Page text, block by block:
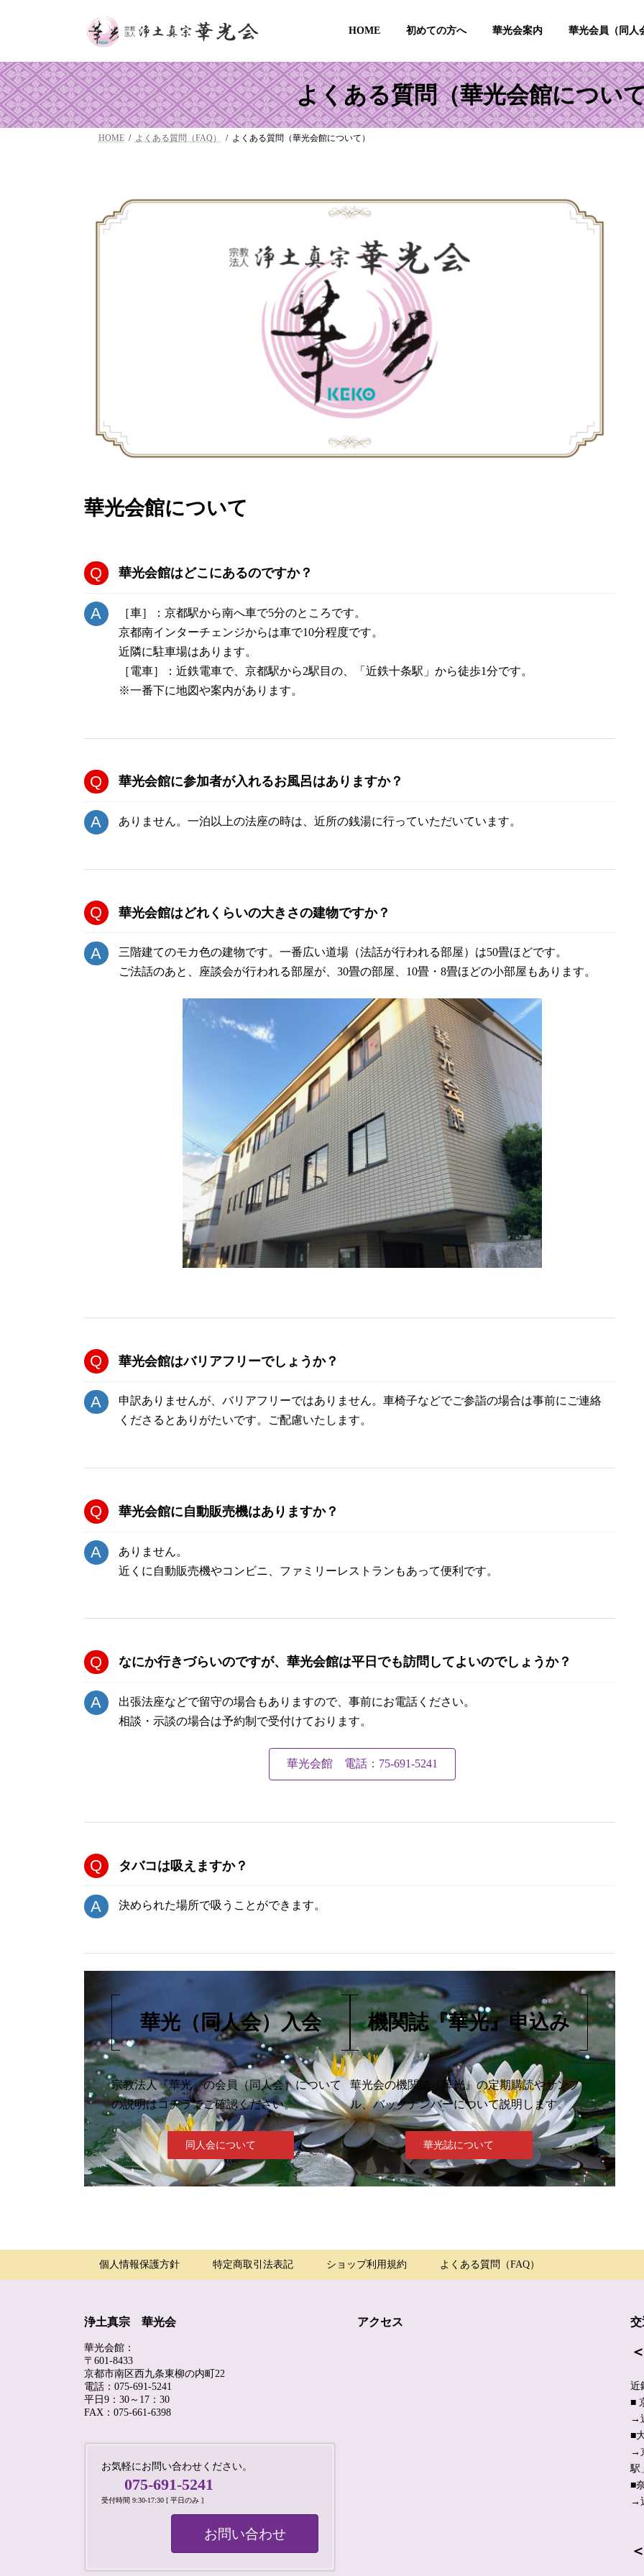
ツ
へ
ス
キ
ッ
シ
ョ
ン
に
移
HOME 初めての方へ 華光会案内 華光会員（同人
よくある質問（華光会館につい
HOME よくある質問（FAQ） よくある質問（華光会館について）
華光会館について
華光会館はどこにあるのですか？
［車］：京都駅から南へ車で5分のところです。
京都南インターチェンジからは車で10分程度です。
近隣に駐車場はあります。
［電車］：近鉄電車で、京都駅から2駅目の、「近鉄十条駅」から徒歩1分です。
※一番下に地図や案内があります。
華光会館に参加者が入れるお風呂はありますか？
ありません。一泊以上の法座の時は、近所の銭湯に行っていただいています。
華光会館はどれくらいの大きさの建物ですか？
三階建てのモカ色の建物です。一番広い道場（法話が行われる部屋）は50畳ほどです。
ご法話のあと、座談会が行われる部屋が、30畳の部屋、10畳・8畳ほどの小部屋もあります。
華光会館はバリアフリーでしょうか？
申訳ありませんが、バリアフリーではありません。車椅子などでご参詣の場合は事前にご連絡
くださるとありがたいです。ご配慮いたします。
華光会館に自動販売機はありますか？
ありません。
近くに自動販売機やコンビニ、ファミリーレストランもあって便利です。
なにか行きづらいのですが、華光会館は平日でも訪問してよいのでしょうか？
出張法座などで留守の場合もありますので、事前にお電話ください。
相談・示談の場合は予約制で受付けております。
華光会館 電話：75-691-5241
タバコは吸えますか？
決められた場所で吸うことができます。
華光（同人会）入会
宗教法人『華光』の会員（同人会）について
の説明はコチラでご確認ください。
同人会について
機関誌『華光』申込み
華光会の機関誌『華光』の定期購読やサンプ
ル、バックナンバーについて説明します。
華光誌について
個人情報保護方針 特定商取引法表記 ショップ利用規約 よくある質問（FAQ）
浄土真宗 華光会
華光会館：
〒601-8433
京都市南区西九条東柳の内町22
電話：075-691-5241
平日9：30～17：30
FAX：075-661-6398
お気軽にお問い合わせください。
075-691-5241
受付時間 9:30-17:30 [ 平日のみ ]
お問い合わせ
アクセス 交
近
■
→
■
→
駅
■
→